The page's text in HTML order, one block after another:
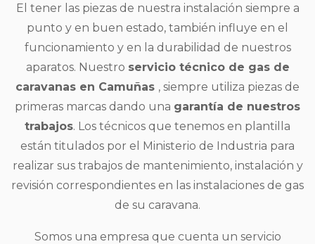
El tener las piezas de nuestra instalación siempre a
punto y en buen estado, también influye en el
funcionamiento y en la durabilidad de nuestros
aparatos. Nuestro servicio técnico de gas de
caravanas en Camuñas , siempre utiliza piezas de
primeras marcas dando una garantía de nuestros
trabajos. Los técnicos que tenemos en plantilla
están titulados por el Ministerio de Industria para
realizar sus trabajos de mantenimiento, instalación y
revisión correspondientes en las instalaciones de gas
de su caravana.
Somos una empresa que cuenta un servicio